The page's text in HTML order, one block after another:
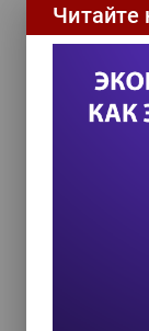
ИТ-
III
8
TEAM
10
Форум
18
Читайте